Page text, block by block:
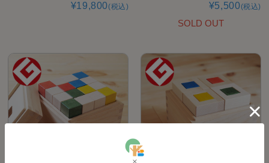
¥19,800(税込) ¥5,500(税込)
SOLD OUT